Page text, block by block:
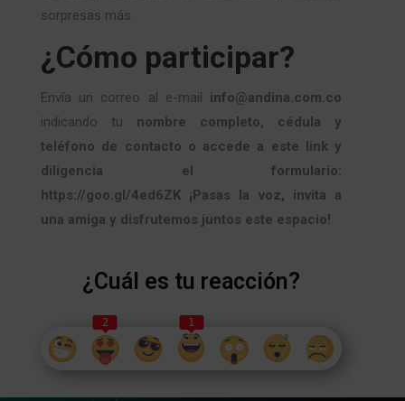
sorpresas más.
¿Cómo participar?
Envía un correo al e-mail info@andina.com.co
indicando tu nombre completo, cédula y
teléfono de contacto o accede a este link y
diligencia el formulario:
https://goo.gl/4ed6ZK ¡Pasas la voz, invita a
una amiga y disfrutemos juntos este espacio!
¿Cuál es tu reacción?
2 1